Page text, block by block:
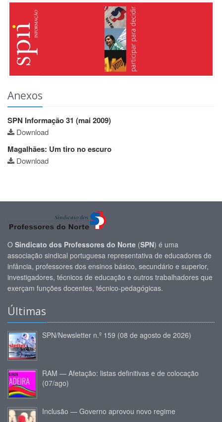
Anexos
SPN Informação 31 (mai 2009)
Download
Magalhães: Um tiro no escuro
Download
O Sindicato dos Professores do Norte (SPN) é uma
associação sindical portuguesa representativa de educadores de
infância, professores dos ensinos básico, secundário e superior,
investigadores, técnicos de educação e outros trabalhadores que
exerçam funções docentes, técnico-pedagógicas.
Últimas
SPN/Newsletter n.º 159 (08 de agosto de 2026)
RAM — Afetação: listas definitivas e de colocação
(07/ago)
Inclusão — Governo aprovou novo regime